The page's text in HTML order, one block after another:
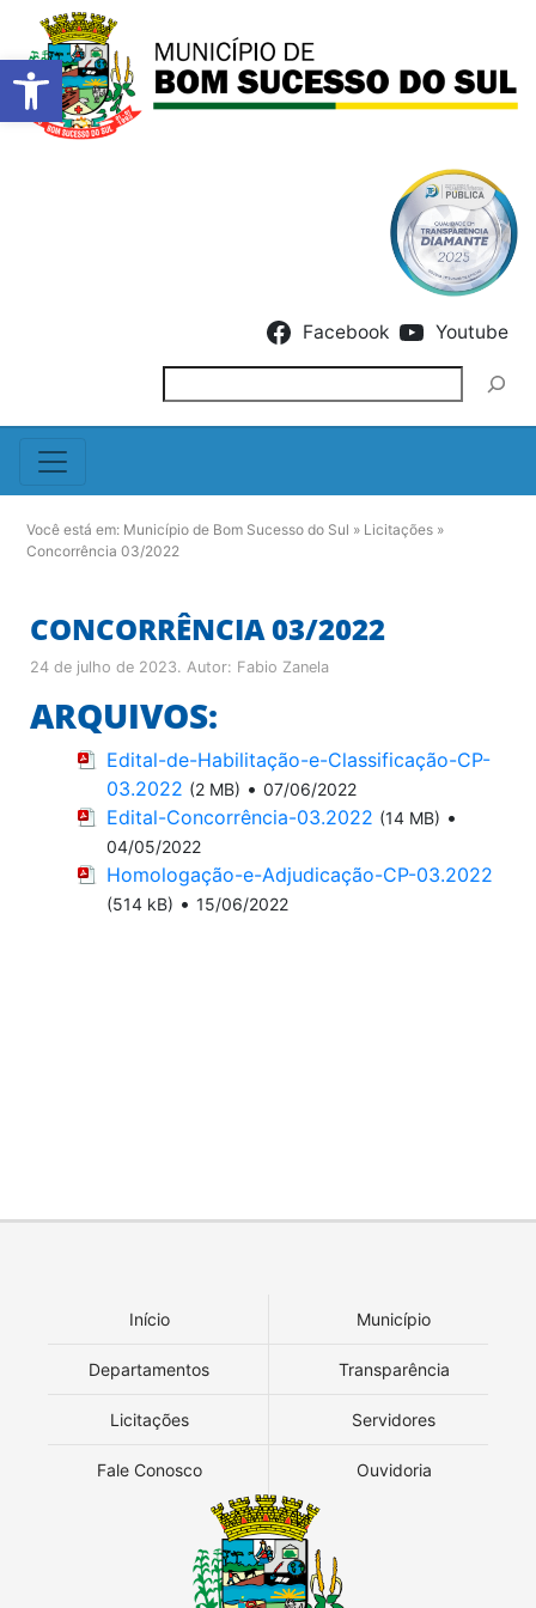
Barra de Ferramentas
Facebook Youtube
Você está em: Município de Bom Sucesso do Sul » Licitações »
Concorrência 03/2022
CONCORRÊNCIA 03/2022
24 de julho de 2023. Autor: Fabio Zanela
ARQUIVOS:
Edital-de-Habilitação-e-Classificação-CP-
03.2022 (2 MB) • 07/06/2022
Edital-Concorrência-03.2022 (14 MB) •
04/05/2022
Homologação-e-Adjudicação-CP-03.2022
(514 kB) • 15/06/2022
Início Município
Departamentos Transparência
Licitações Servidores
Fale Conosco Ouvidoria